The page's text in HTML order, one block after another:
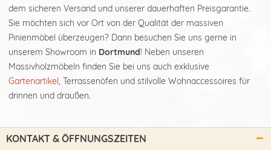
dem sicheren Versand und unserer dauerhaften Preisgarantie.
Sie möchten sich vor Ort von der Qualität der massiven
Pinienmöbel überzeugen? Dann besuchen Sie uns gerne in
unserem Showroom in Dortmund! Neben unseren
Massivholzmöbeln finden Sie bei uns auch exklusive
Gartenartikel, Terrassenöfen und stilvolle Wohnaccessoires für
drinnen und draußen.
KONTAKT & ÖFFNUNGSZEITEN